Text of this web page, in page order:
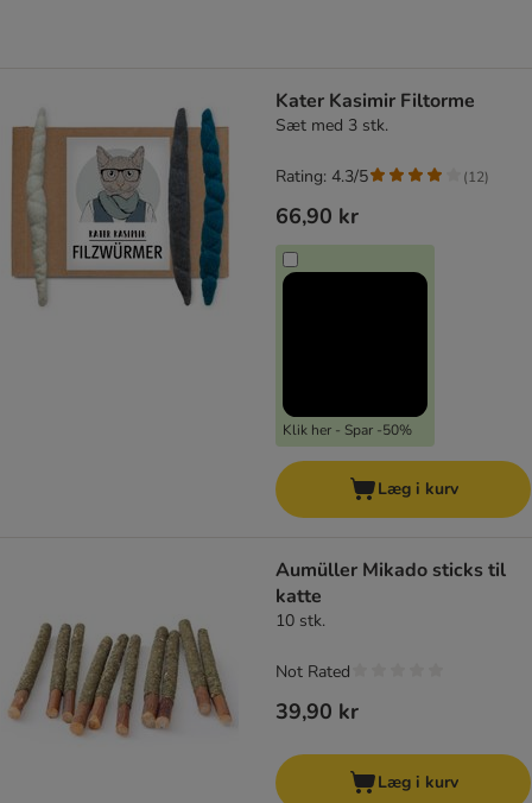
Kater Kasimir Filtorme
Sæt med 3 stk.
66,90 kr
Klik her - Spar -50%
Rating: 4.3/5 (12)
Læg i kurv
Aumüller Mikado sticks til
katte
10 stk.
39,90 kr
Not Rated
Læg i kurv